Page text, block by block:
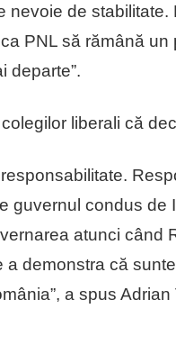
nevoie de
PNL să rămână
departe”.
liberali că
guvernul condus
atunci când
a demonstra că
a spus